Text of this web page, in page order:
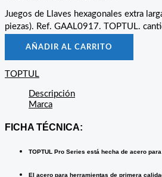
Juegos de Llaves hexagonales extra
piezas). Ref. GAAL0917. TOPTUL.
AÑADIR AL CARRITO
TOPTUL
Descripción
Marca
FICHA TÉCNICA:
TOPTUL Pro Series está hecha de acero
El acero para herramientas de primera